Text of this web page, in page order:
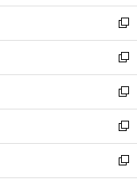
ウ
ィ
ン
ド
ウ
で
開
く
し
い
ウ
ィ
ン
ド
ウ
で
開
く
新
し
い
ウ
ィ
ン
ド
ウ
で
開
新
し
い
ウ
ィ
ン
ド
ウ
新
し
い
ウ
ィ
ン
新
し
い
ウ
新